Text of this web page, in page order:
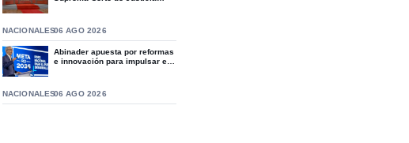
NACIONALES06 AGO 2026
Abinader apuesta por reformas
e innovación para impulsar el
NACIONALES06 AGO 2026